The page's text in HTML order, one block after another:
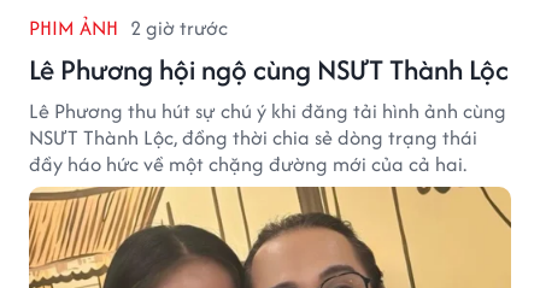
PHIM ẢNH 2 giờ trước
Lê Phương hội ngộ cùng NSƯT Thành Lộc
Lê Phương thu hút sự chú ý khi đăng tải hình ảnh cùng
NSƯT Thành Lộc, đồng thời chia sẻ dòng trạng thái
đầy háo hức về một chặng đường mới của cả hai.